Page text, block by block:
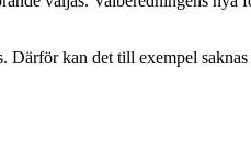
kan det till exempel